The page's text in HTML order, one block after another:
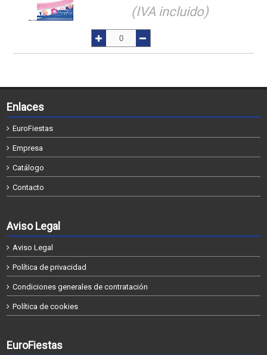
(IVA incluido)
Enlaces
EuroFiestas
Empresa
Catálogo
Contacto
Aviso Legal
Aviso Legal
Política de privacidad
Condiciones generales de contratación
Política de cookies
EuroFiestas